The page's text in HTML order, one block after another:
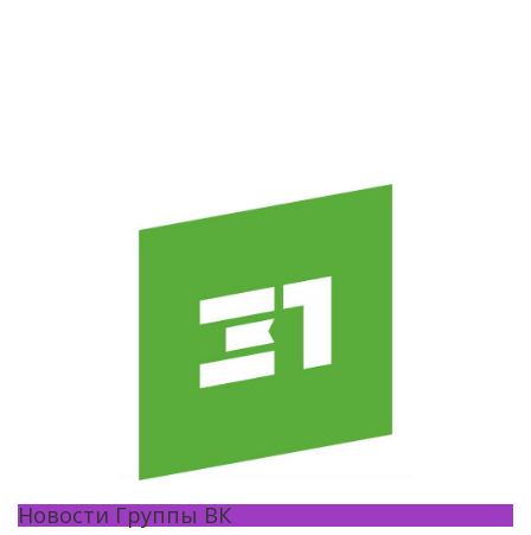
Новости Группы ВК